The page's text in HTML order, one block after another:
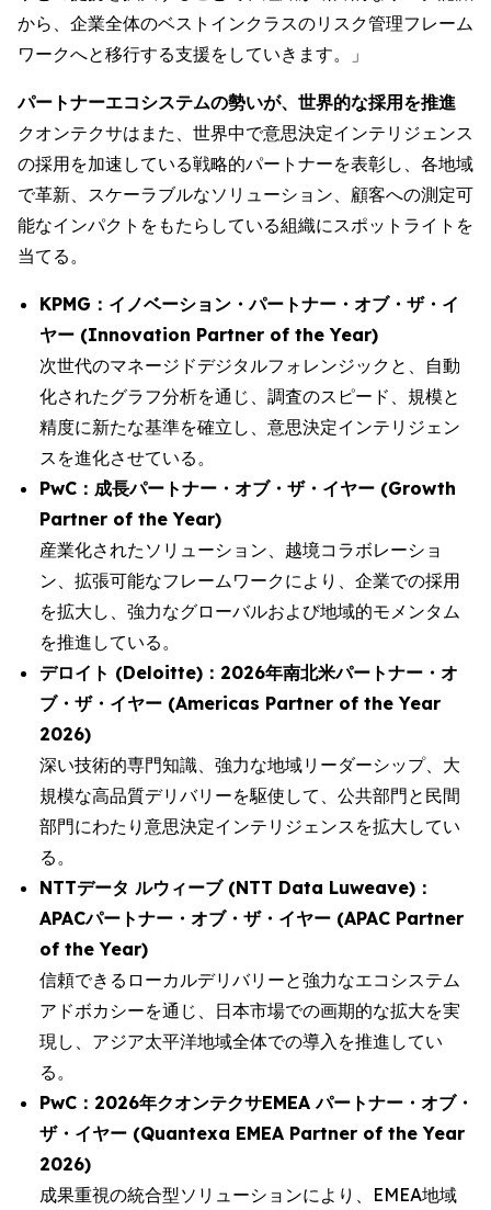
から、企業全体のベストインクラスのリスク管理フレーム
ワークへと移行する支援をしていきます。」
パートナーエコシステムの勢いが、世界的な採用を推進
クオンテクサはまた、世界中で意思決定インテリジェンス
の採用を加速している戦略的パートナーを表彰し、各地域
で革新、スケーラブルなソリューション、顧客への測定可
能なインパクトをもたらしている組織にスポットライトを
当てる。
KPMG：イノベーション・パートナー・オブ・ザ・イ
ヤー (Innovation Partner of the Year)
次世代のマネージドデジタルフォレンジックと、自動
化されたグラフ分析を通じ、調査のスピード、規模と
精度に新たな基準を確立し、意思決定インテリジェン
スを進化させている。
PwC：成長パートナー・オブ・ザ・イヤー (Growth
Partner of the Year)
産業化されたソリューション、越境コラボレーショ
ン、拡張可能なフレームワークにより、企業での採用
を拡大し、強力なグローバルおよび地域的モメンタム
を推進している。
デロイト (Deloitte)：2026年南北米パートナー・オ
ブ・ザ・イヤー (Americas Partner of the Year
2026)
深い技術的専門知識、強力な地域リーダーシップ、大
規模な高品質デリバリーを駆使して、公共部門と民間
部門にわたり意思決定インテリジェンスを拡大してい
る。
NTTデータ ルウィーブ (NTT Data Luweave)：
APACパートナー・オブ・ザ・イヤー (APAC Partner
of the Year)
信頼できるローカルデリバリーと強力なエコシステム
アドボカシーを通じ、日本市場での画期的な拡大を実
現し、アジア太平洋地域全体での導入を推進してい
る。
PwC：2026年クオンテクサEMEA パートナー・オブ・
ザ・イヤー (Quantexa EMEA Partner of the Year
2026)
成果重視の統合型ソリューションにより、EMEA地域